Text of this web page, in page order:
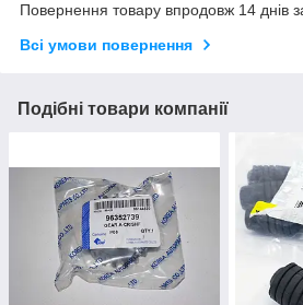
Повернення товару впродовж 14 днів
Всі умови повернення
Подібні товари компанії